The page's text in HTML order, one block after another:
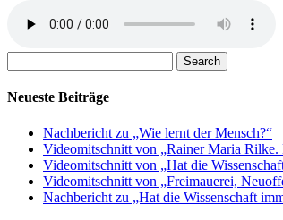
Search
Neueste Beiträge
Nachbericht zu „Wie lernt der Mensch?“
Videomitschnitt von „Rainer Maria
Videomitschnitt von „Hat die
Videomitschnitt von „Freimauerei,
Nachbericht zu „Hat die Wissenschaft